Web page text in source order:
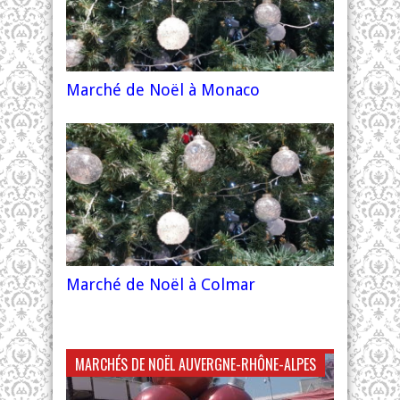
Marché de Noël à Monaco
Marché de Noël à Colmar
MARCHÉS DE NOËL AUVERGNE-RHÔNE-ALPES